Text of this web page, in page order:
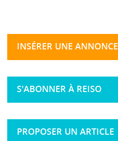
INSÉRER UNE ANNONCE
S'ABONNER À REISO
PROPOSER UN ARTICLE